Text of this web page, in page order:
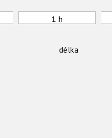
1 h
délka